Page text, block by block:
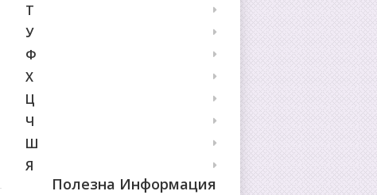
Т
У
Ф
Х
Ц
Ч
Ш
Я
Полезна Информация